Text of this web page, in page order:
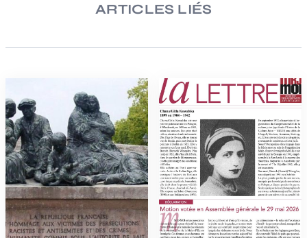
ARTICLES LIÉS